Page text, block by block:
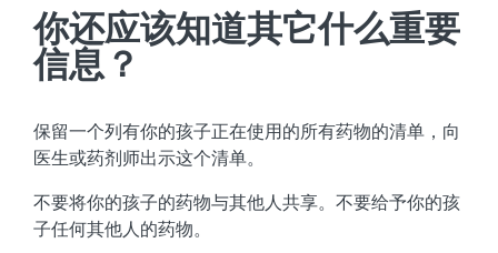
你还应该知道其它什么重要
信息？
保留一个列有你的孩子正在使用的所有药物的清单，向
医生或药剂师出示这个清单。
不要将你的孩子的药物与其他人共享。不要给予你的孩
子任何其他人的药物。